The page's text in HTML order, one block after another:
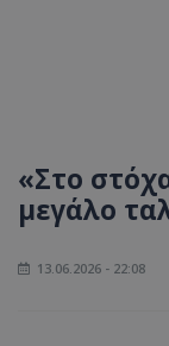
«Στο
μεγάλο
13.06.2026 - 22:08